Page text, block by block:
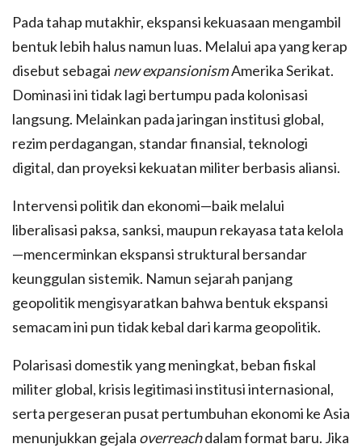
Pada tahap mutakhir, ekspansi kekuasaan mengambil
bentuk lebih halus namun luas. Melalui apa yang kerap
disebut sebagai new expansionismAmerika Serikat.
Dominasi ini tidak lagi bertumpu pada kolonisasi
langsung. Melainkan pada jaringan institusi global,
rezim perdagangan, standar finansial, teknologi
digital, dan proyeksi kekuatan militer berbasis aliansi.
Intervensi politik dan ekonomi—baik melalui
liberalisasi paksa, sanksi, maupun rekayasa tata kelola
—mencerminkan ekspansi struktural bersandar
keunggulan sistemik. Namun sejarah panjang
geopolitik mengisyaratkan bahwa bentuk ekspansi
semacam ini pun tidak kebal dari karma geopolitik.
Polarisasi domestik yang meningkat, beban fiskal
militer global, krisis legitimasi institusi internasional,
serta pergeseran pusat pertumbuhan ekonomi ke Asia
menunjukkan gejala overreachdalam format baru. Jika